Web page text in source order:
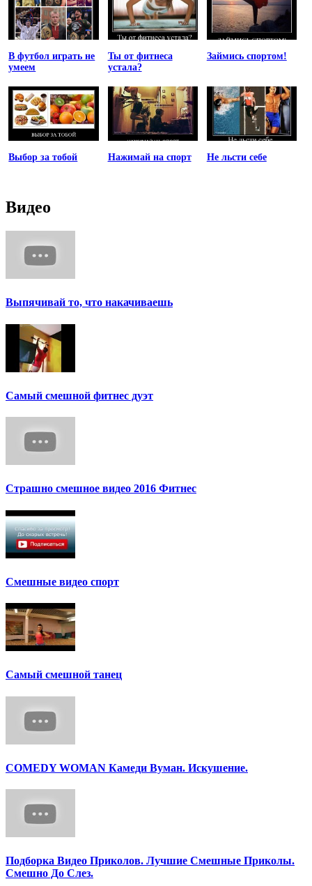
В футбол играть не
умеем
Ты от фитнеса
устала?
Займись спортом!
Выбор за тобой Нажимай на спорт Не льсти себе
Видео
Выпячивай то, что накачиваешь
Самый смешной фитнес дуэт
Страшно смешное видео 2016 Фитнес
Смешные видео спорт
Самый смешной танец
COMEDY WOMAN Камеди Вуман. Искушение.
Подборка Видео Приколов. Лучшие Смешные Приколы.
Смешно До Слез.